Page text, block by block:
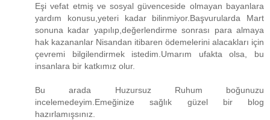
Eşi vefat etmiş ve sosyal güvenceside olmayan bayanlara
yardım konusu,yeteri kadar bilinmiyor.Başvurularda Mart
sonuna kadar yapılıp,değerlendirme sonrası para almaya
hak kazananlar Nisandan itibaren ödemelerini alacakları için
çevremi bilgilendirmek istedim.Umarım ufakta olsa, bu
insanlara bir katkımız olur.
Bu arada Huzursuz Ruhum boğunuzu
incelemedeyim.Emeğinize sağlık güzel bir blog
hazırlamışsınız.